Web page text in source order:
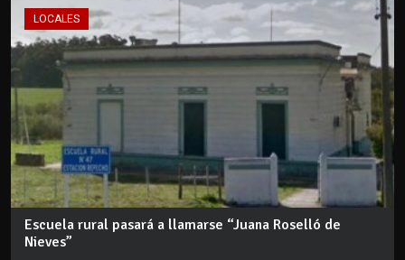
LOCALES
Escuela rural pasará a llamarse “Juana Roselló de
Nieves”